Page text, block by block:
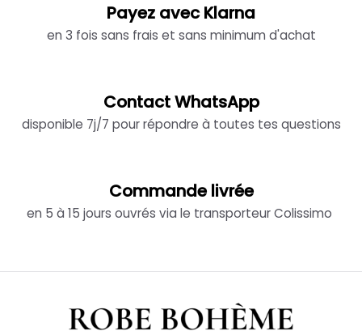
Payez avec Klarna
en 3 fois sans frais et sans minimum d'achat
Contact WhatsApp
disponible 7j/7 pour répondre à toutes tes questions
Commande livrée
en 5 à 15 jours ouvrés via le transporteur Colissimo